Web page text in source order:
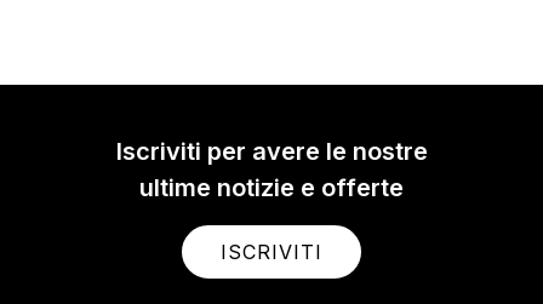
Iscriviti per avere le nostre
ultime notizie e offerte
ISCRIVITI